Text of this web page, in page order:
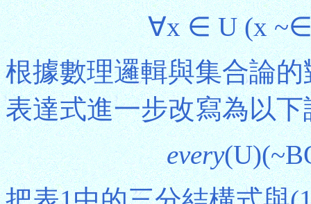
∀x ∈ U (x
根據數理邏輯與集合論
表達式進一步改寫為以
every